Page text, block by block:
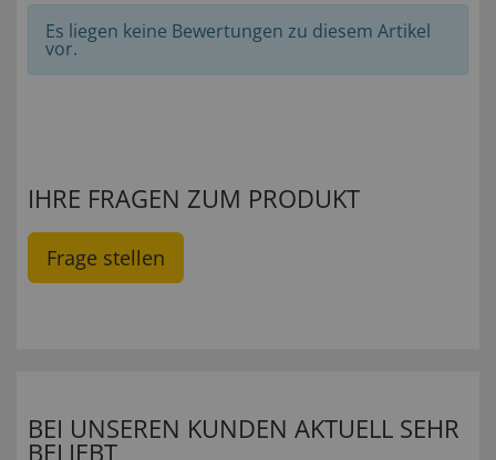
Es liegen keine Bewertungen zu diesem Artikel
vor.
IHRE FRAGEN ZUM PRODUKT
Frage stellen
BEI UNSEREN KUNDEN AKTUELL SEHR
BELIEBT